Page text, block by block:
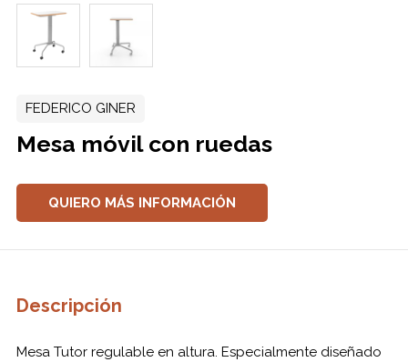
FEDERICO GINER
Mesa móvil con ruedas
QUIERO MÁS INFORMACIÓN
Descripción
Mesa Tutor regulable en altura. Especialmente diseñado